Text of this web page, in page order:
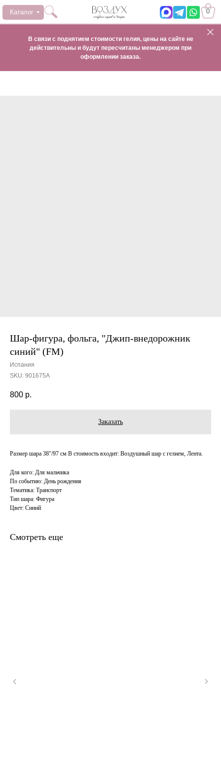
0
Каталог
В связи с поднятием стоимости гелия, цены на сайте не
действительны и будут пересчитаны менеджером при
оформлении заказа.
Шар-фигура, фольга, "Джип-внедорожник
синий" (FM)
Испания
SKU: 901675A
800 р.
Заказать
Размер шара 38"/97 см В стоимость входит: Воздушный шар с гелием, Лента.
Для кого: Для мальчика
По событию: День рождения
Тематика: Транспорт
Тип шара: Фигура
Цвет: Синий
Смотреть еще